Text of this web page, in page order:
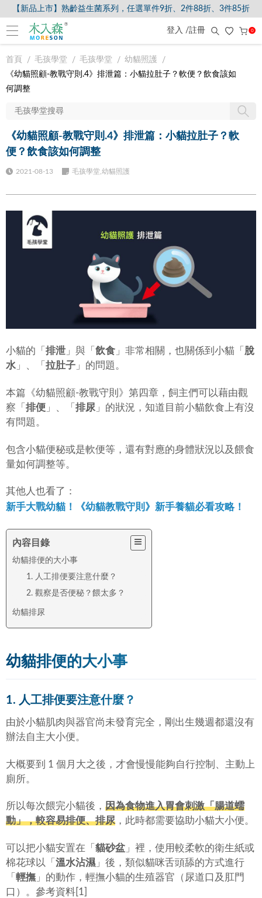
【新品上市】熟齡益生菌系列，任選單件9折、2件88折、3件85折
登入 /註冊 0
首頁 毛孩學堂 毛孩學堂
幼貓照護
《幼貓照顧-教戰守則.4》排泄篇：小貓拉肚子？軟便？飲食該如
何調整
《幼貓照顧-教戰守則.4》排泄篇：小貓拉肚子？軟
便？飲食該如何調整
2021-08-13 毛孩學堂,幼貓照護
小貓的「 排泄 」與「 飲食 」非常相關，也關係到小貓「 脫
水 」、「 拉肚子 」的問題。
本篇《幼貓照顧-教戰守則》第四章，飼主們可以藉由觀
察「 排便 」、「 排尿 」的狀況，知道目前小貓飲食上有沒
有問題。
包含小貓便秘或是軟便等，還有對應的身體狀況以及餵食
量如何調整等。
其他人也看了：
新手大戰幼貓！《幼貓教戰守則》新手養貓必看攻略！
內容目錄
幼貓排便的大小事
1. 人工排便要注意什麼？
2. 觀察是否便秘？餵太多？
幼貓排尿
幼貓排便的大小事
1. 人工排便要注意什麼？
由於小貓肌肉與器官尚未發育完全，剛出生幾週都還沒有
辦法自主大小便。
大概要到 1 個月大之後，才會慢慢能夠自行控制、主動上
廁所。
所以每次餵完小貓後， 因為食物進入胃會刺激「腸道蠕
動」，較容易排便、排尿 ，此時都需要協助小貓大小便。
可以把小貓安置在「 貓砂盆 」裡，使用較柔軟的衛生紙或
棉花球以「 溫水沾濕」後，類似貓咪舌頭舔的方式進行
「 輕撫 」的動作，輕撫小貓的生殖器官（尿道口及肛門
口）。參考資料[1]